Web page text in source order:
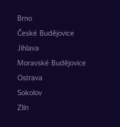
Brno
České Budějovice
Jihlava
Moravské Budějovice
Ostrava
Sokolov
Zlín